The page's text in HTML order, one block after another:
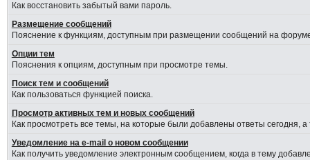
Как восстановить забытый вами пароль.
Размещение сообщений
Пояснение к функциям, доступным при размещении сообщений на
Опции тем
Пояснения к опциям, доступным при просмотре темы.
Поиск тем и сообщений
Как пользоваться функцией поиска.
Просмотр активных тем и новых сообщений
Как просмотреть все темы, на которые были добавлены ответы сегодня,
Уведомление на е-mail о новом сообщении
Как получить уведомление электронным сообщением, когда в тему